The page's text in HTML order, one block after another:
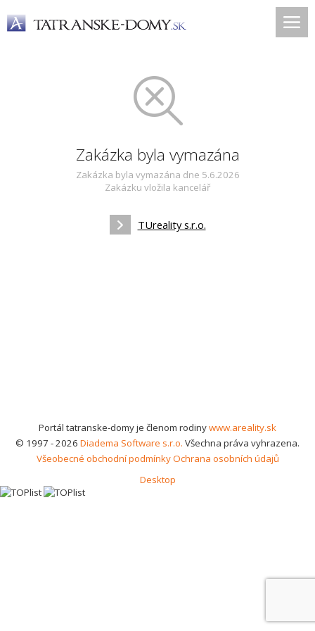
Zakázka byla vymazána
Zakázka byla vymazána dne 5.6.2026
Zakázku vložila kancelář
TUreality s.r.o.
Portál tatranske-domy je členom rodinywww.areality.sk
© 1997 - 2026 Diadema Software s.r.o. Všechna práva vyhrazena.
Všeobecné obchodní podmínkyOchrana osobních údajů
Desktop